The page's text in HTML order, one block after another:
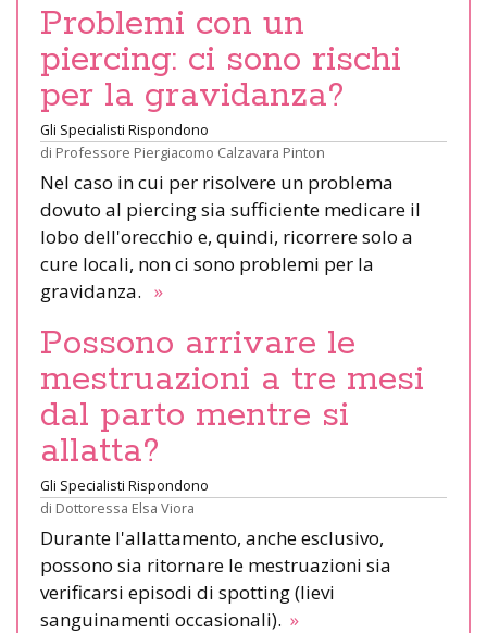
Problemi con un
piercing: ci sono rischi
per la gravidanza?
Gli Specialisti Rispondono
di Professore Piergiacomo Calzavara Pinton
Nel caso in cui per risolvere un problema
dovuto al piercing sia sufficiente medicare il
lobo dell'orecchio e, quindi, ricorrere solo a
cure locali, non ci sono problemi per la
gravidanza. »
Possono arrivare le
mestruazioni a tre mesi
dal parto mentre si
allatta?
Gli Specialisti Rispondono
di Dottoressa Elsa Viora
Durante l'allattamento, anche esclusivo,
possono sia ritornare le mestruazioni sia
verificarsi episodi di spotting (lievi
sanguinamenti occasionali). »